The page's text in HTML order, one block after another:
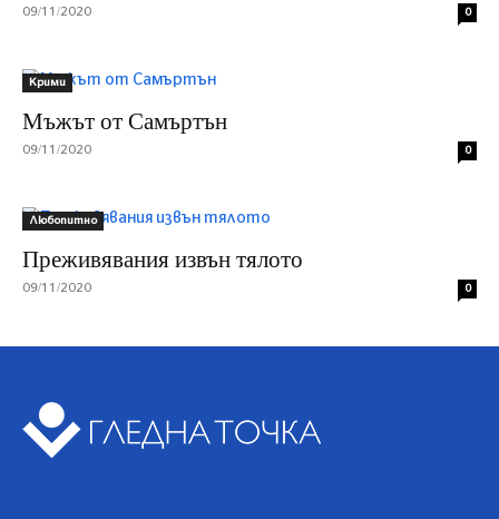
09/11/2020 0
Крими
Мъжът от Самъртън
09/11/2020 0
Любопитно
Преживявания извън тялото
09/11/2020 0